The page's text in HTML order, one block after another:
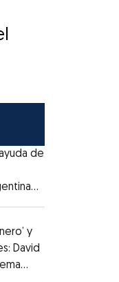
de
y
David